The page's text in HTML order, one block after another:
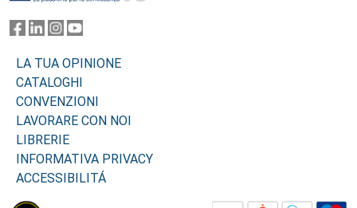
LA TUA OPINIONE
CATALOGHI
CONVENZIONI
LAVORARE CON NOI
LIBRERIE
INFORMATIVA PRIVACY
ACCESSIBILITÁ